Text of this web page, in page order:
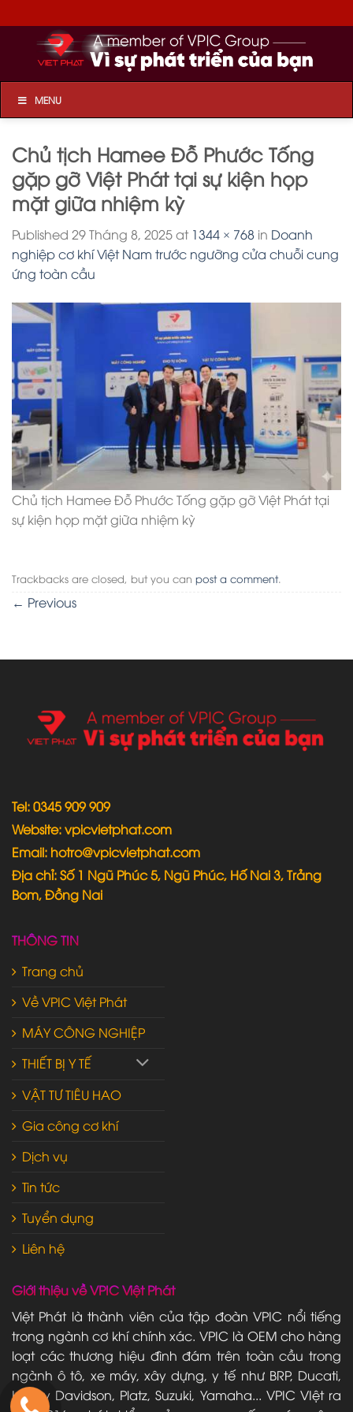
to
content
MENU
Chủ tịch Hamee Đỗ Phước Tống
gặp gỡ Việt Phát tại sự kiện họp
mặt giữa nhiệm kỳ
Published 29 Tháng 8, 2025at 1344 × 768 in Doanh
nghiệp cơ khí Việt Nam trước ngưỡng cửa chuỗi cung
ứng toàn cầu
Chủ tịch Hamee Đỗ Phước Tống gặp gỡ Việt Phát tại
sự kiện họp mặt giữa nhiệm kỳ
Trackbacks are closed, but you can post a comment.
← Previous
Tel: 0345 909 909
Website: vpicvietphat.com
Email: hotro@vpicvietphat.com
Địa chỉ: Số 1 Ngũ Phúc 5, Ngũ Phúc, Hố Nai 3, Trảng
Bom, Đồng Nai
THÔNG TIN
Trang chủ
Về VPIC Việt Phát
MÁY CÔNG NGHIỆP
THIẾT BỊ Y TẾ
VẬT TƯ TIÊU HAO
Gia công cơ khí
Dịch vụ
Tin tức
Tuyển dụng
Liên hệ
Giới thiệu về VPIC Việt Phát
Việt Phát là thành viên của tập đoàn VPIC nổi tiếng
trong ngành cơ khí chính xác. VPIC là OEM cho hàng
loạt các thương hiệu đình đám trên toàn cầu trong
ngành ô tô, xe máy, xây dựng, y tế như BRP, Ducati,
Harley Davidson, Platz, Suzuki, Yamaha... VPIC VIệt ra